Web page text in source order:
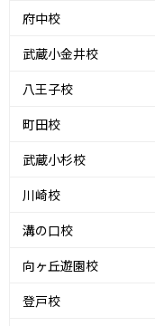
府中校
武蔵小金井校
八王子校
町田校
武蔵小杉校
川崎校
溝の口校
向ヶ丘遊園校
登戸校